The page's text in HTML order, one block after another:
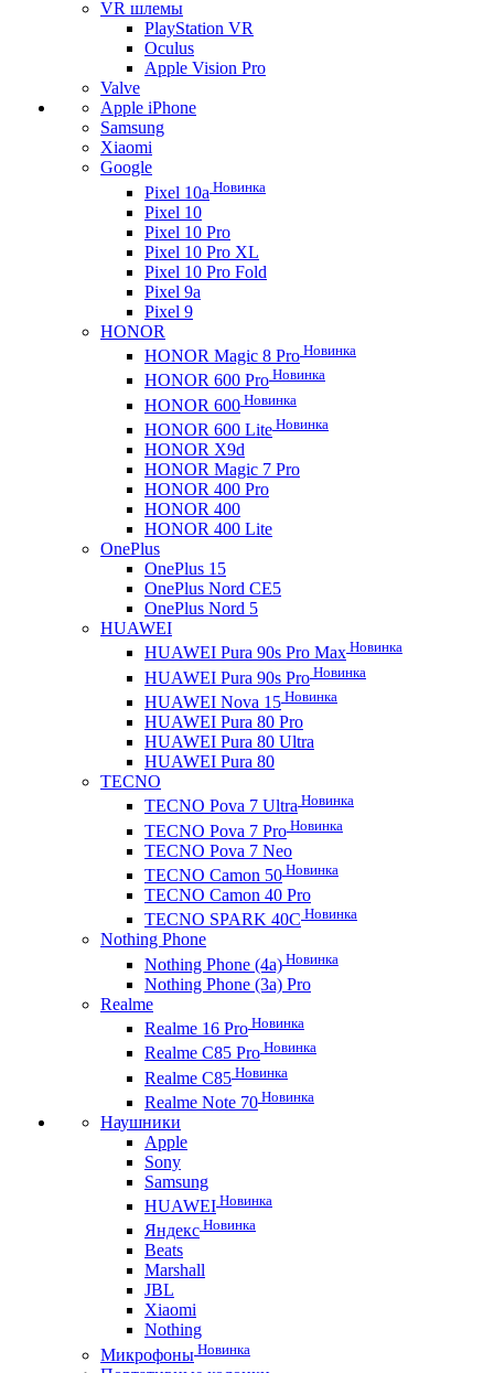
VR шлемы
PlayStation VR
Oculus
Apple Vision Pro
Valve
Apple iPhone
Samsung
Xiaomi
Google
Pixel 10a Новинка
Pixel 10
Pixel 10 Pro
Pixel 10 Pro XL
Pixel 10 Pro Fold
Pixel 9a
Pixel 9
HONOR
HONOR Magic 8 Pro Новинка
HONOR 600 Pro Новинка
HONOR 600 Новинка
HONOR 600 Lite Новинка
HONOR X9d
HONOR Magic 7 Pro
HONOR 400 Pro
HONOR 400
HONOR 400 Lite
OnePlus
OnePlus 15
OnePlus Nord CE5
OnePlus Nord 5
HUAWEI
HUAWEI Pura 90s Pro Max Новинка
HUAWEI Pura 90s Pro Новинка
HUAWEI Nova 15 Новинка
HUAWEI Pura 80 Pro
HUAWEI Pura 80 Ultra
HUAWEI Pura 80
TECNO
TECNO Pova 7 Ultra Новинка
TECNO Pova 7 Pro Новинка
TECNO Pova 7 Neo
TECNO Camon 50 Новинка
TECNO Camon 40 Pro
TECNO SPARK 40C Новинка
Nothing Phone
Nothing Phone (4a) Новинка
Nothing Phone (3a) Pro
Realme
Realme 16 Pro Новинка
Realme C85 Pro Новинка
Realme C85 Новинка
Realme Note 70 Новинка
Наушники
Apple
Sony
Samsung
HUAWEI Новинка
Яндекс Новинка
Beats
Marshall
JBL
Xiaomi
Nothing
Микрофоны Новинка